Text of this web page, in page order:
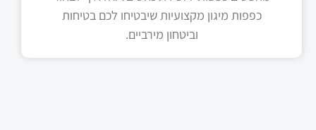
כפפות מיגון מקצועיות שיבטיחו לכם בטיחות
וביטחון מירביים.